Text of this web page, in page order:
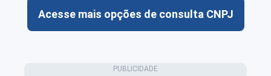
Acesse mais opções de consulta CNPJ